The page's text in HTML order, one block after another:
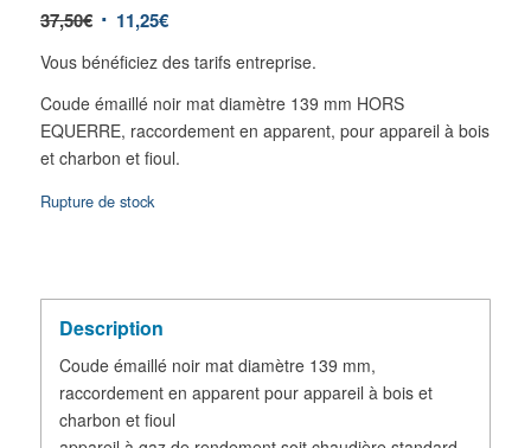
37,50€ 11,25€
Vous bénéficiez des tarifs entreprise.
Coude émaillé noir mat diamètre 139 mm HORS
EQUERRE, raccordement en apparent, pour appareil à bois
et charbon et fioul.
Rupture de stock
Description
Coude émaillé noir mat diamètre 139 mm,
raccordement en apparent pour appareil à bois et
charbon et fioul